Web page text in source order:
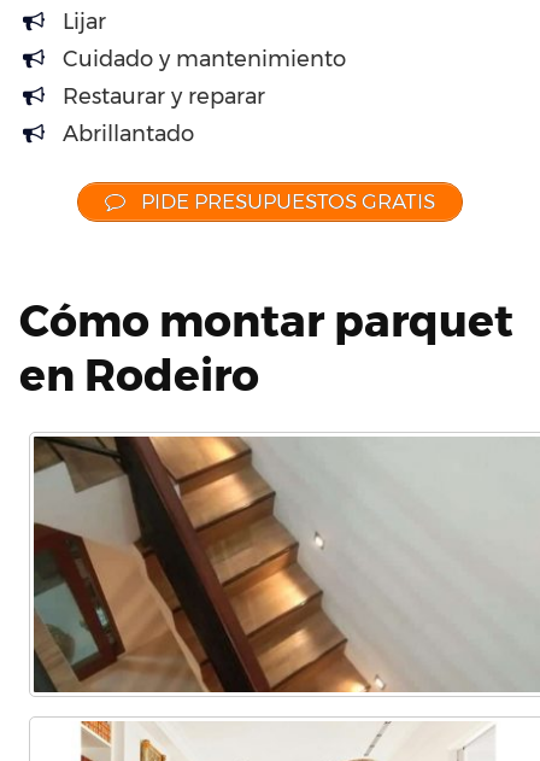
Lijar
Cuidado y mantenimiento
Restaurar y reparar
Abrillantado
PIDE PRESUPUESTOS GRATIS
Cómo montar parquet
en Rodeiro